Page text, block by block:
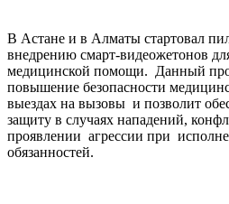
В Астане и в Алматы стартовал
внедрению смарт-видеожетонов
медицинской помощи. Данный
повышение безопасности
выездах на вызовы и позволит
защиту в случаях нападений,
проявлении агрессии при
обязанностей.